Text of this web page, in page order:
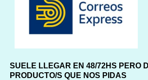
SUELE LLEGAR EN 48/72HS PERO
PRODUCTO/S QUE NOS PIDAS